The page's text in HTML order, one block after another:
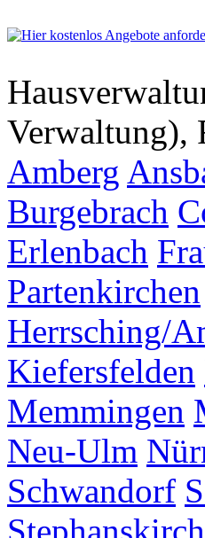
Verwaltung),
Amberg
Burgebrach
Erlenbach
Partenkirchen
Herrsching/
Kiefersfelden
Memmingen
Neu-Ulm
Schwandorf